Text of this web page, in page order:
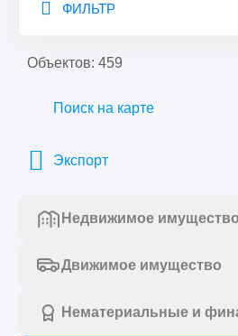
ФИЛЬТР
Объектов: 459
Поиск на карте
Экспорт
Недвижимое имущество
Движимое имущество
Нематериальные и